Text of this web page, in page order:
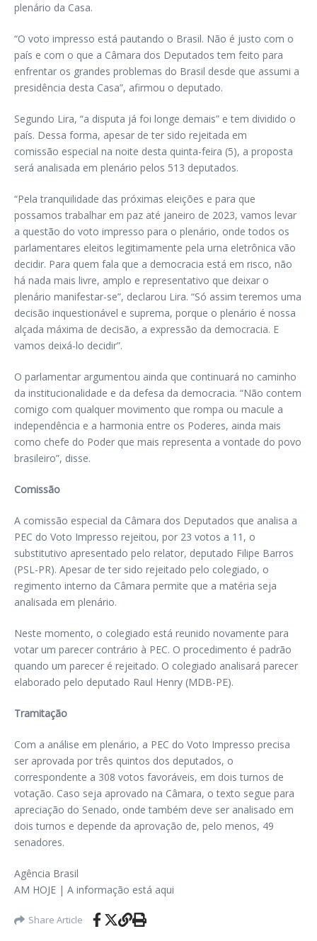
plenário da Casa.
“O voto impresso está pautando o Brasil. Não é justo com o
país e com o que a Câmara dos Deputados tem feito para
enfrentar os grandes problemas do Brasil desde que assumi a
presidência desta Casa”, afirmou o deputado.
Segundo Lira, “a disputa já foi longe demais” e tem dividido o
país. Dessa forma, apesar de ter sido rejeitada em
comissão especial na noite desta quinta-feira (5), a proposta
será analisada em plenário pelos 513 deputados.
“Pela tranquilidade das próximas eleições e para que
possamos trabalhar em paz até janeiro de 2023, vamos levar
a questão do voto impresso para o plenário, onde todos os
parlamentares eleitos legitimamente pela urna eletrônica vão
decidir. Para quem fala que a democracia está em risco, não
há nada mais livre, amplo e representativo que deixar o
plenário manifestar-se”, declarou Lira. “Só assim teremos uma
decisão inquestionável e suprema, porque o plenário é nossa
alçada máxima de decisão, a expressão da democracia. E
vamos deixá-lo decidir”.
O parlamentar argumentou ainda que continuará no caminho
da institucionalidade e da defesa da democracia. “Não contem
comigo com qualquer movimento que rompa ou macule a
independência e a harmonia entre os Poderes, ainda mais
como chefe do Poder que mais representa a vontade do povo
brasileiro”, disse.
Comissão
A comissão especial da Câmara dos Deputados que analisa a
PEC do Voto Impresso rejeitou, por 23 votos a 11, o
substitutivo apresentado pelo relator, deputado Filipe Barros
(PSL-PR). Apesar de ter sido rejeitado pelo colegiado, o
regimento interno da Câmara permite que a matéria seja
analisada em plenário.
Neste momento, o colegiado está reunido novamente para
votar um parecer contrário à PEC. O procedimento é padrão
quando um parecer é rejeitado. O colegiado analisará parecer
elaborado pelo deputado Raul Henry (MDB-PE).
Tramitação
Com a análise em plenário, a PEC do Voto Impresso precisa
ser aprovada por três quintos dos deputados, o
correspondente a 308 votos favoráveis, em dois turnos de
votação. Caso seja aprovado na Câmara, o texto segue para
apreciação do Senado, onde também deve ser analisado em
dois turnos e depende da aprovação de, pelo menos, 49
senadores.
Agência Brasil
AM HOJE | A informação está aqui
Share Article